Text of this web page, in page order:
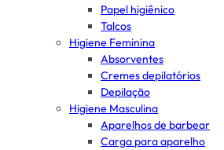
Papel higiênico
Talcos
Higiene Feminina
Absorventes
Cremes depilatórios
Depilação
Higiene Masculina
Aparelhos de barbear
Carga para aparelho